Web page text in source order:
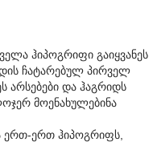
ჰიპოგრიფი გაიყვანეს
ჩატარებულ პირველ
არსებები და ჰაგრიდს
მოენახულებინა
ერთ-ერთ ჰიპოგრიფს,